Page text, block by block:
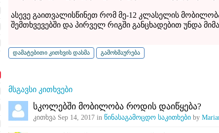
ასევე გაითვალისწინეთ რომ მე-12 კლასელის
შემთხვევებში და პირველ რიგში განცხადებით უნდა
მსგავსი კითხვები
სკოლებში მობილობა როდის დაიწყება?
კითხვა Sep 14, 2017 in წინასაგამოცდო საკითხები by